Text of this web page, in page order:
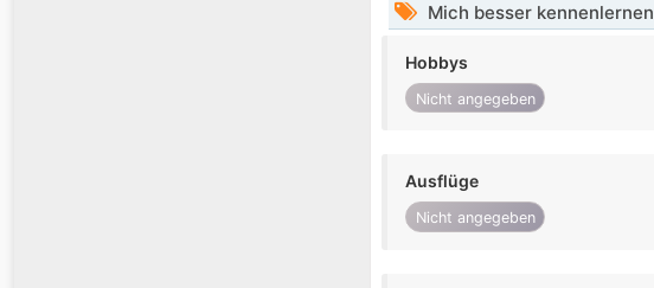
Mich besser kennenlernen
Hobbys
Nicht angegeben
Ausflüge
Nicht angegeben